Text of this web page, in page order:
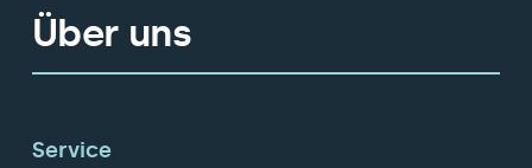
Über uns
Service